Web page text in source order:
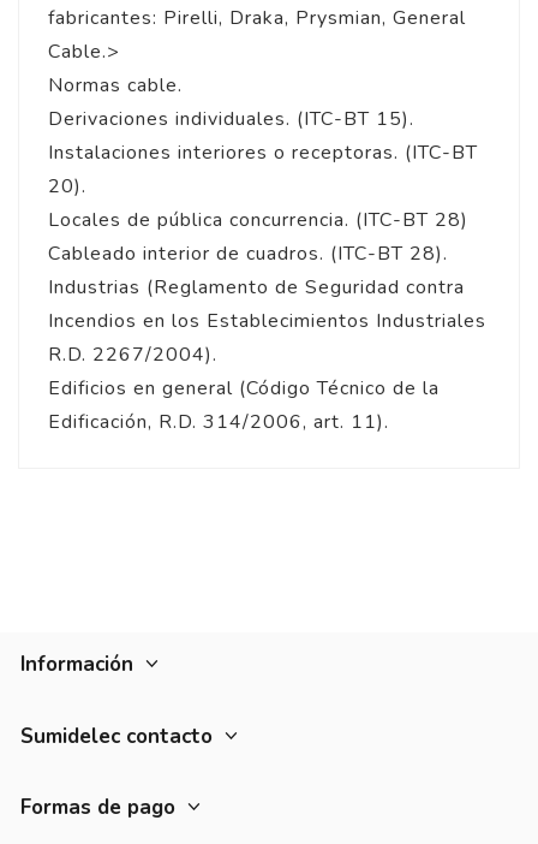
fabricantes: Pirelli, Draka, Prysmian, General
Cable.>
Normas cable.
Derivaciones individuales. (ITC-BT 15).
Instalaciones interiores o receptoras. (ITC-BT
20).
Locales de pública concurrencia. (ITC-BT 28)
Cableado interior de cuadros. (ITC-BT 28).
Industrias (Reglamento de Seguridad contra
Incendios en los Establecimientos Industriales
R.D. 2267/2004).
Edificios en general (Código Técnico de la
Edificación, R.D. 314/2006, art. 11).
Información
Sumidelec contacto
Formas de pago